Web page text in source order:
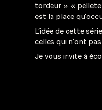
tordeur », «
est la place
L’idée de cette
celles qui n’ont
Je vous invite à